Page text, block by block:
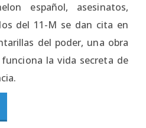
español, asesinatos,
del 11-M se dan cita en
del poder, una obra
la vida secreta de